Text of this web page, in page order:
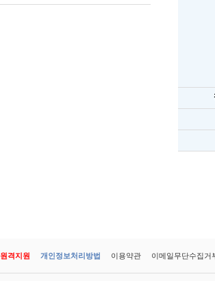
원격지원 개인정보처리방법 이용약관 이메일무단수집거